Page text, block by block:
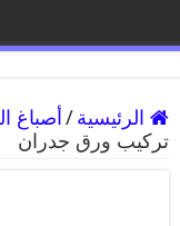
الرئيسية /أصباغ
تركيب ورق جدران